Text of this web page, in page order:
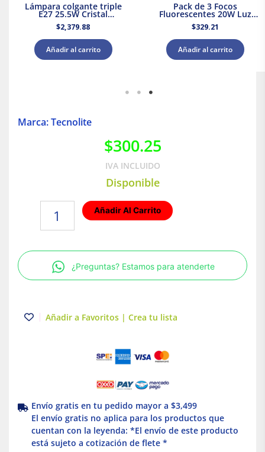
Lámpara colgante triple
E27 25.5W Cristal
Negro/Dorado Tecnolite
$2,379.88
Añadir al carrito
Pack de 3 Focos
Fluorescentes 20W Luz
Negra Base E27 Tecnolite
$329.21
Añadir al carrito
Marca: Tecnolite
$300.25
IVA INCLUIDO
Disponible
Techo
Tipo
Plafón
para
Fria
Añadir Al Carrito
¿Preguntas? Estamos para atenderte
Añadir a Favoritos | Crea tu lista
Envío gratis en tu pedido mayor a $3,499
El envío gratis no aplica para los productos que
cuentan con la leyenda: *El envío de este producto
está sujeto a cotización de flete *